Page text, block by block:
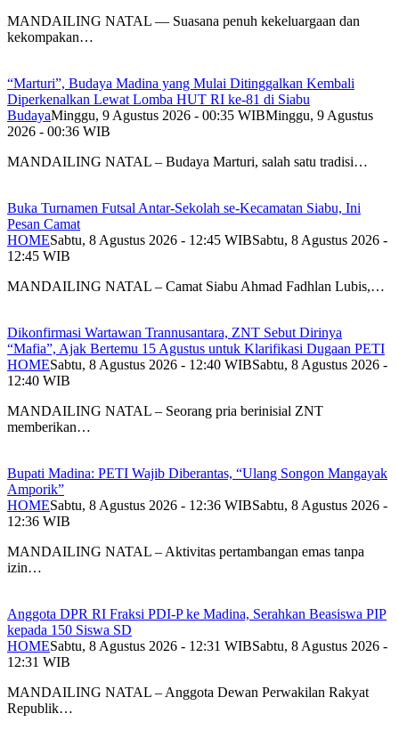
MANDAILING NATAL — Suasana penuh kekeluargaan dan
kekompakan…
“Marturi”, Budaya Madina yang Mulai Ditinggalkan Kembali
Diperkenalkan Lewat Lomba HUT RI ke-81 di Siabu
BudayaMinggu, 9 Agustus 2026 - 00:35 WIBMinggu, 9 Agustus
2026 - 00:36 WIB
MANDAILING NATAL – Budaya Marturi, salah satu tradisi…
Buka Turnamen Futsal Antar-Sekolah se-Kecamatan Siabu, Ini
Pesan Camat
HOMESabtu, 8 Agustus 2026 - 12:45 WIBSabtu, 8 Agustus 2026 -
12:45 WIB
MANDAILING NATAL – Camat Siabu Ahmad Fadhlan Lubis,…
Dikonfirmasi Wartawan Trannusantara, ZNT Sebut Dirinya
“Mafia”, Ajak Bertemu 15 Agustus untuk Klarifikasi Dugaan PETI
HOMESabtu, 8 Agustus 2026 - 12:40 WIBSabtu, 8 Agustus 2026 -
12:40 WIB
MANDAILING NATAL – Seorang pria berinisial ZNT
memberikan…
Bupati Madina: PETI Wajib Diberantas, “Ulang Songon Mangayak
Amporik”
HOMESabtu, 8 Agustus 2026 - 12:36 WIBSabtu, 8 Agustus 2026 -
12:36 WIB
MANDAILING NATAL – Aktivitas pertambangan emas tanpa
izin…
Anggota DPR RI Fraksi PDI-P ke Madina, Serahkan Beasiswa PIP
kepada 150 Siswa SD
HOMESabtu, 8 Agustus 2026 - 12:31 WIBSabtu, 8 Agustus 2026 -
12:31 WIB
MANDAILING NATAL – Anggota Dewan Perwakilan Rakyat
Republik…